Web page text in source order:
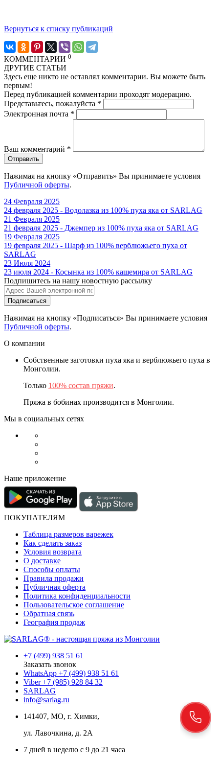
Вернуться к списку публикаций
КОММЕНТАРИИ 0
ДРУГИЕ СТАТЬИ
Здесь еще никто не оставлял комментарии. Вы можете быть
первым!
Перед публикацией комментарии проходят модерацию.
Представьтесь, пожалуйста *
Электронная почта *
Ваш комментарий *
Отправить
Нажимая на кнопку «Отправить» Вы принимаете условия
Публичной оферты.
24 Февраля 2025
24 февраля 2025 - Водолазка из 100% пуха яка от SARLAG
21 Февраля 2025
21 февраля 2025 - Джемпер из 100% пуха яка от SARLAG
19 Февраля 2025
19 февраля 2025 - Шарф из 100% верблюжьего пуха от
SARLAG
23 Июля 2024
23 июля 2024 - Косынка из 100% кашемира от SARLAG
Подпишитесь на нашу новостную рассылку
Подписаться
Нажимая на кнопку «Подписаться» Вы принимаете условия
Публичной оферты.
О компании
Собственные заготовки пуха яка и верблюжьего пуха в
Монголии.
Только 100% состав пряжи.
Пряжа в бобинах производится в Монголии.
Мы в социальных сетях
Наше приложение
ПОКУПАТЕЛЯМ
Таблица размеров варежек
Как сделать заказ
Условия возврата
О доставке
Способы оплаты
Правила продажи
Публичная оферта
Политика конфиденциальности
Пользовательское соглашение
Обратная связь
География продаж
+7 (499) 938 51 61
Заказать звонок
WhatsApp +7 (499) 938 51 61
Viber +7 (985) 928 84 32
SARLAG
info@sarlag.ru
141407, МО, г. Химки,
ул. Лавочкина, д. 2А
7 дней в неделю с 9 до 21 часа